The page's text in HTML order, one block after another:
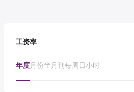
工资率
年度月份半月刊每周日小时